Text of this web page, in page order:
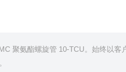
聚氨酯螺旋管 10-TCU。始终以客